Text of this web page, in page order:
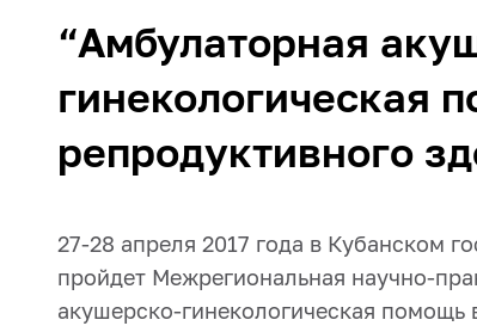
“Амбулаторная
гинекологическая
репродуктивного
27-28 апреля 2017 года в Кубанском
пройдет Межрегиональная научно-
акушерско-гинекологическая помощь